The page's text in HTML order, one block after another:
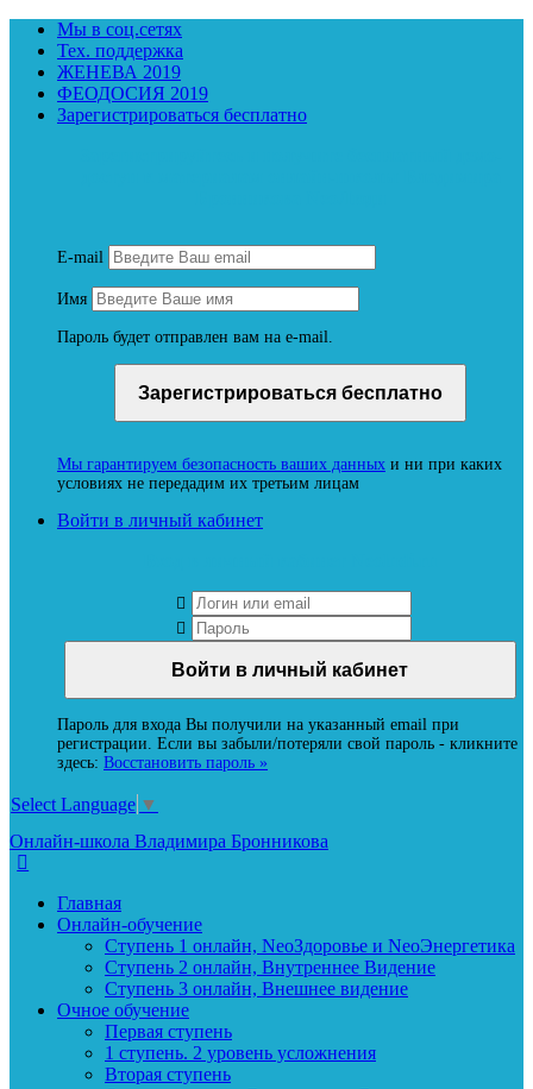
Мы в соц.сетях
Тех. поддержка
ЖЕНЕВА 2019
ФЕОДОСИЯ 2019
Зарегистрироваться бесплатно
E-mail
Имя
Пароль будет отправлен вам на e-mail.
Мы гарантируем безопасность ваших данных и ни при каких
условиях не передадим их третьим лицам
Войти в личный кабинет
Пароль для входа Вы получили на указанный email при
регистрации. Если вы забыли/потеряли свой пароль - кликните
здесь: Восстановить пароль »
Select Language ▼
Онлайн-школа Владимира Бронникова
Главная
Онлайн-обучение
Ступень 1 онлайн, NeoЗдоровье и NeoЭнергетика
Ступень 2 онлайн, Внутреннее Видение
Ступень 3 онлайн, Внешнее видение
Очное обучение
Первая ступень
1 ступень. 2 уровень усложнения
Вторая ступень